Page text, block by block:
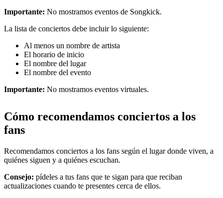
Importante: No mostramos eventos de Songkick.
La lista de conciertos debe incluir lo siguiente:
Al menos un nombre de artista
El horario de inicio
El nombre del lugar
El nombre del evento
Importante: No mostramos eventos virtuales.
Cómo recomendamos conciertos a los
fans
Recomendamos conciertos a los fans según el lugar donde viven, a
quiénes siguen y a quiénes escuchan.
Consejo: pídeles a tus fans que te sigan para que reciban
actualizaciones cuando te presentes cerca de ellos.